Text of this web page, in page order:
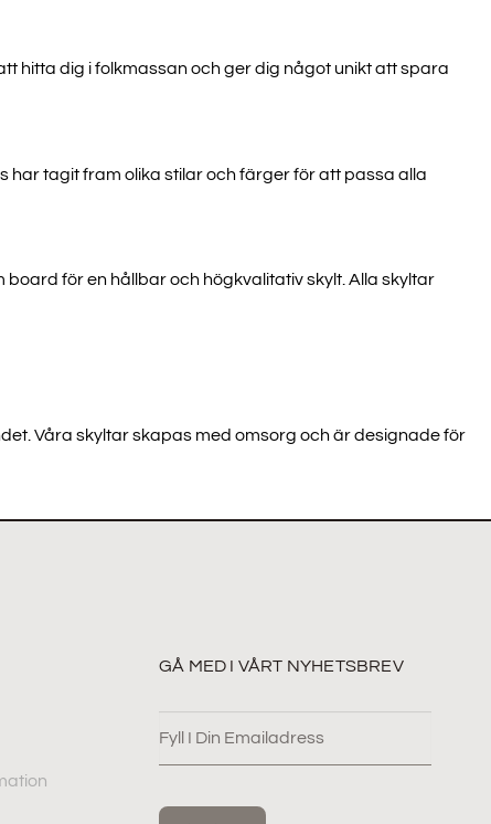
hitta dig i folkmassan och ger dig något unikt att spara
har tagit fram olika stilar och färger för att passa alla
board för en hållbar och högkvalitativ skylt. Alla skyltar
Våra skyltar skapas med omsorg och är designade för
GÅ MED I VÅRT NYHETSBREV